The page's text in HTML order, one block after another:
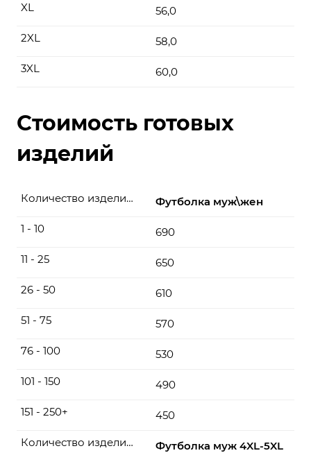
56,0
XL
58,0
2XL
60,0
3XL
Стоимость готовых
изделий
Футболка муж\жен
Количество изделий, шт
690
1 - 10
650
11 - 25
610
26 - 50
570
51 - 75
530
76 - 100
490
101 - 150
450
151 - 250+
Футболка муж 4XL-5XL
Количество изделий, шт